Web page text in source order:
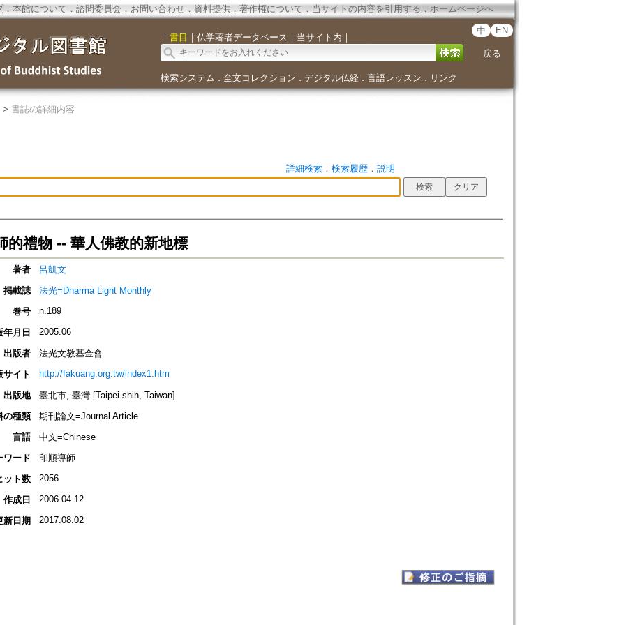
．本館について ． 諮問委員会． お問い合わせ． 資料提供． 著作権について．当サイトの内容を引用する ． ホームページへ
｜ 書目 ｜ 仏学著者データベース ｜ 当サイト内 ｜
中 EN
戻る
検索システム ． 全文コレクション ． デジタル仏経． 言語レッスン ． リンク
> 書誌の詳細内容
詳細検索． 検索履歴． 説明
的禮物 -- 華人佛教的新地標
著者
呂凱文
掲載誌
法光=Dharma Light Monthly
巻号
n.189
年月日 2005.06
出版者
法光文教基金會
サイト
http://fakuang.org.tw/index1.htm
出版地
臺北市, 臺灣 [Taipei shih, Taiwan]
の種類
期刊論文=Journal Article
言語
中文=Chinese
ワード
印順導師
ット数
2056
作成日 2006.04.12
新日期 2017.08.02